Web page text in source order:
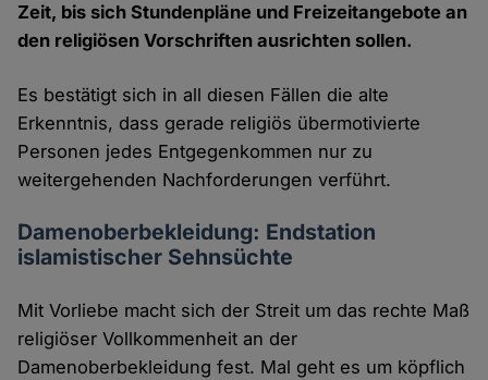
Zeit, bis sich Stundenpläne und Freizeitangebote an
den religiösen Vorschriften ausrichten sollen.
Es bestätigt sich in all diesen Fällen die alte
Erkenntnis, dass gerade religiös übermotivierte
Personen jedes Entgegenkommen nur zu
weitergehenden Nachforderungen verführt.
Damenoberbekleidung: Endstation
islamistischer Sehnsüchte
Mit Vorliebe macht sich der Streit um das rechte Maß
religiöser Vollkommenheit an der
Damenoberbekleidung fest. Mal geht es um köpflich